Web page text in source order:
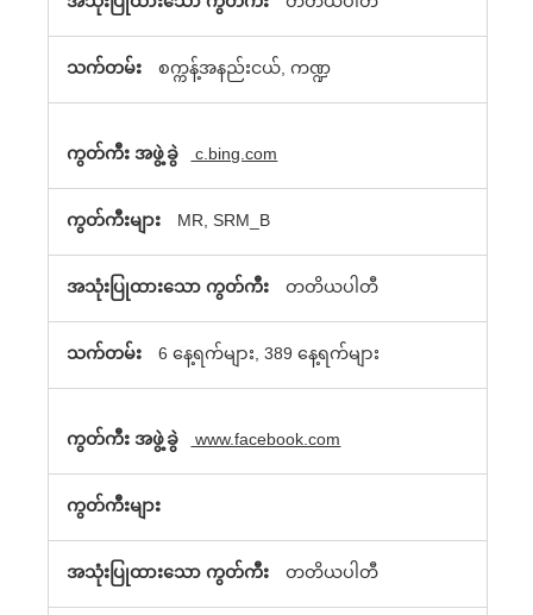
စက္ကန့်အနည်းငယ်, ကဏ္ဍ
c.bing.com
MR, SRM_B
တတိယပါတီ
6 နေ့ရက်များ, 389 နေ့ရက်များ
www.facebook.com
တတိယပါတီ